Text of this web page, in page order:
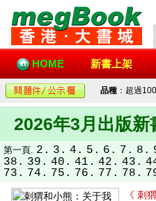
HOME 新書上架
品種 ：超過
2026年3月出版新
第一頁. 2. 3. 4. 5. 6. 7. 8.
38. 39. 40. 41. 42. 43.
73. 74. 75. 76. 77. 78.
《 刺